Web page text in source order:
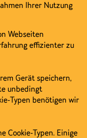
Ihrer Nutzung
Webseiten
effizienter zu
Gerät speichern,
unbedingt
Typen benötigen wir
Cookie-Typen. Einige